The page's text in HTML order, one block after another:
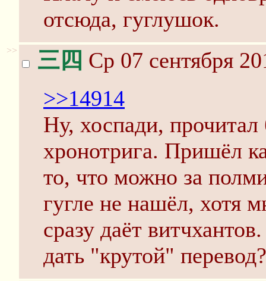
отсюда, гуглушок.
>> 三四 Ср 07 сентября
>>14914
Ну, хоспади,
хронотрига. Пришёл
то, что можно за
гугле не нашёл, хотя
сразу даёт
дать "крутой" перевод?